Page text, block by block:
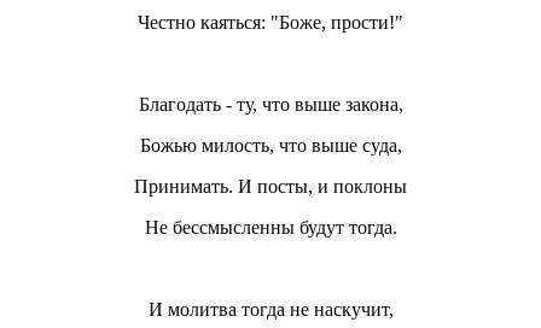
Честно каяться: "Боже, прости!"
Благодать - ту, что выше закона,
Божью милость, что выше суда,
Принимать. И посты, и поклоны
Не бессмысленны будут тогда.
И молитва тогда не наскучит,